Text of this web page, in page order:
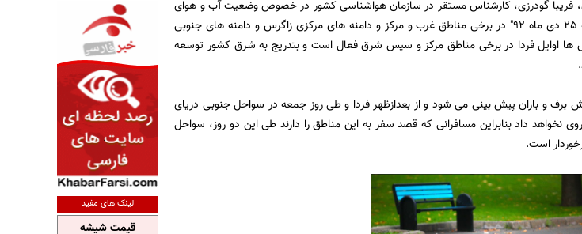
فریبا گودرزی، کارشناس مستقر در سازمان هواشناسی کشور در خصوص وضعیت آب و هوای
کشور طی روزهای آینده گفت: امروز "چهارشنبه 25 دی ماه 92" در برخی مناطق غرب و مرکز و دامنه های مرکزی زاگرس و دامنه های جنوبی
ها اوایل فردا در برخی مناطق مرکز و سپس شرق فعال است و بتدریج به شرق کشور توسعه
برف و باران پیش بینی می شود و از بعدازظهر فردا و طی روز جمعه در سواحل جنوبی دریای
نخواهد داد بنابراین مسافرانی که قصد سفر به این مناطق را دارند طی این دو روز، سواحل
است.
لینک های مفید
قیمت شیشه